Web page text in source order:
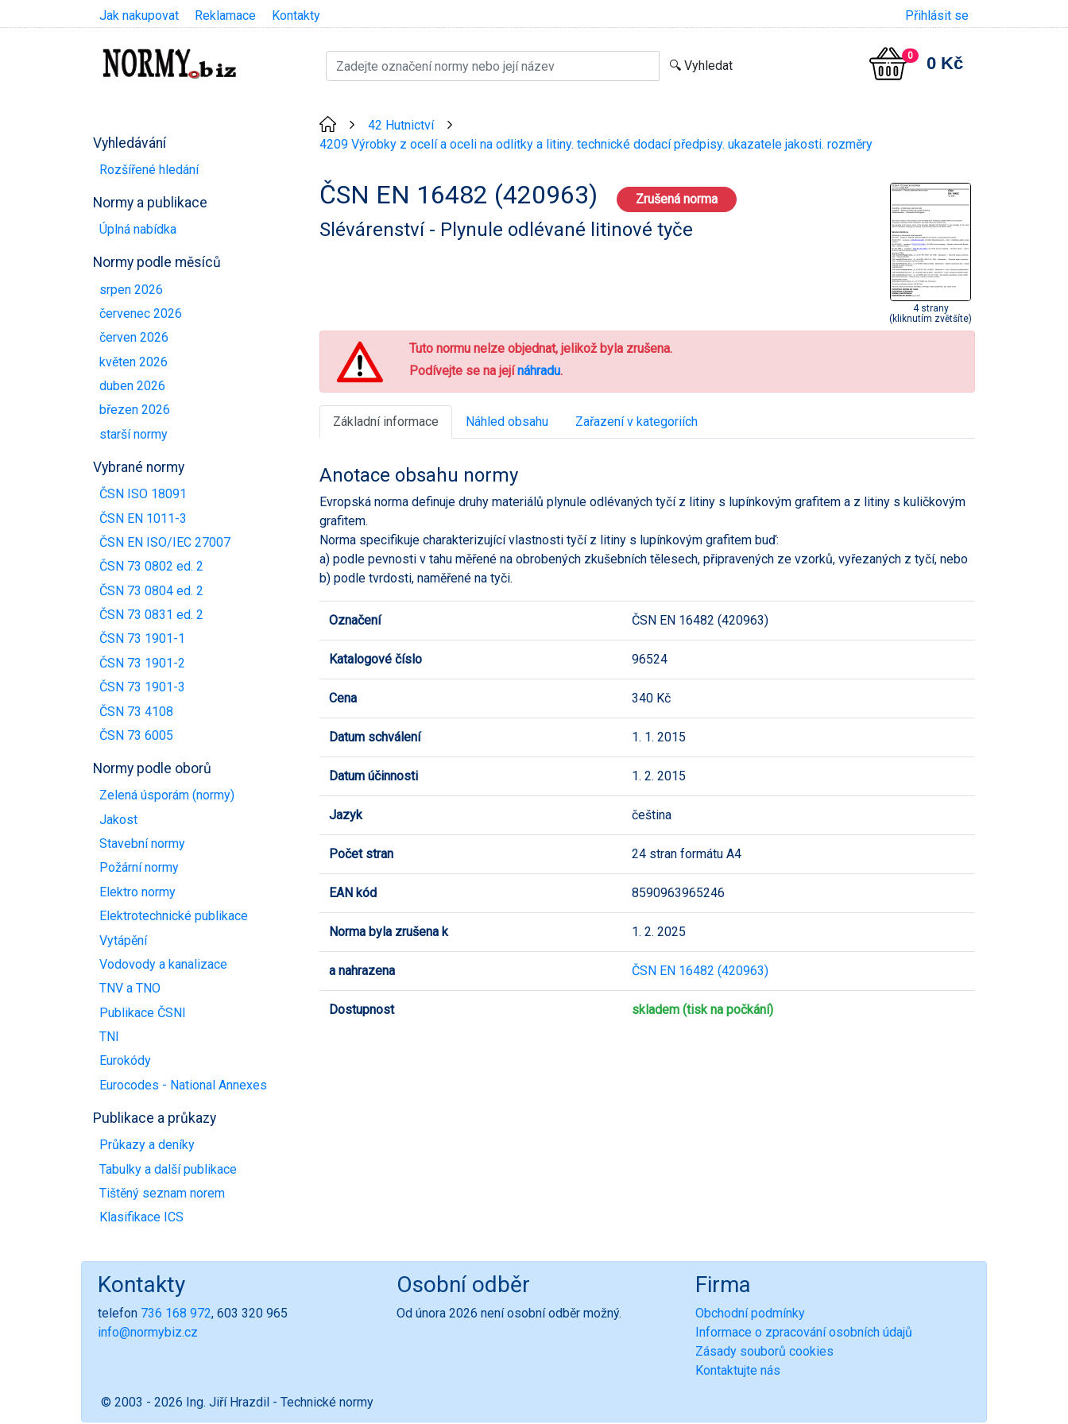
Jak nakupovat Reklamace Kontakty Přihlásit se
0 0 Kč
Vyhledávání
Rozšířené hledání
Normy a publikace
Úplná nabídka
Normy podle měsíců
srpen 2026
červenec 2026
červen 2026
květen 2026
duben 2026
březen 2026
starší normy
Vybrané normy
ČSN ISO 18091
ČSN EN 1011-3
ČSN EN ISO/IEC 27007
ČSN 73 0802 ed. 2
ČSN 73 0804 ed. 2
ČSN 73 0831 ed. 2
ČSN 73 1901-1
ČSN 73 1901-2
ČSN 73 1901-3
ČSN 73 4108
ČSN 73 6005
Normy podle oborů
Zelená úsporám (normy)
Jakost
Stavební normy
Požární normy
Elektro normy
Elektrotechnické publikace
Vytápění
Vodovody a kanalizace
TNV a TNO
Publikace ČSNI
TNI
Eurokódy
Eurocodes - National Annexes
Publikace a průkazy
Průkazy a deníky
Tabulky a další publikace
Tištěný seznam norem
Klasifikace ICS
42 Hutnictví
4209 Výrobky z ocelí a oceli na odlitky a litiny. technické dodací předpisy. ukazatele jakosti. rozměry
ČSN EN 16482 (420963) Zrušená norma
Slévárenství - Plynule odlévané litinové tyče
4 strany
(kliknutím zvětšíte)
Tuto normu nelze objednat, jelikož byla zrušena.
Podívejte se na jejínáhradu.
Základní informace Náhled obsahu Zařazení v kategoriích
Anotace obsahu normy
Evropská norma definuje druhy materiálů plynule odlévaných tyčí z litiny s lupínkovým grafitem a z litiny s kuličkovým
grafitem.
Norma specifikuje charakterizující vlastnosti tyčí z litiny s lupínkovým grafitem buď:
a) podle pevnosti v tahu měřené na obrobených zkušebních tělesech, připravených ze vzorků, vyřezaných z tyčí, nebo
b) podle tvrdosti, naměřené na tyči.
Označení ČSN EN 16482 (420963)
Katalogové číslo 96524
Cena 340 Kč
Datum schválení 1. 1. 2015
Datum účinnosti 1. 2. 2015
Jazyk čeština
Počet stran 24 stran formátu A4
EAN kód 8590963965246
Norma byla zrušena k 1. 2. 2025
a nahrazena ČSN EN 16482 (420963)
Dostupnost skladem (tisk na počkání)
Kontakty
telefon 736 168 972, 603 320 965
info@normybiz.cz
Osobní odběr
Od února 2026 není osobní odběr možný.
Firma
Obchodní podmínky
Informace o zpracování osobních údajů
Zásady souborů cookies
Kontaktujte nás
© 2003 - 2026 Ing. Jiří Hrazdil - Technické normy